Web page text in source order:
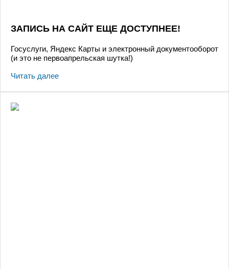
ЗАПИСЬ НА САЙТ ЕЩЕ ДОСТУПНЕЕ!
Госуслуги, Яндекс Карты и электронный документооборот
(и это не первоапрельская шутка!)
Читать далее